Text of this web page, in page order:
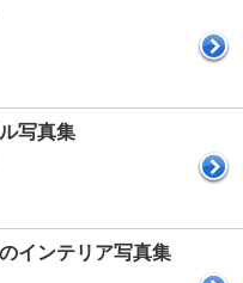
写真集
インテリア写真集